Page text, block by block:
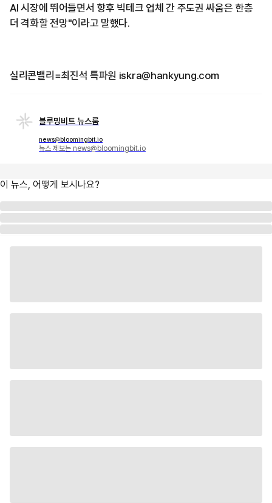
AI 시장에 뛰어들면서 향후 빅테크 업체 간 주도권 싸움은 한층
더 격화할 전망"이라고 말했다.
실리콘밸리=최진석 특파원 iskra@hankyung.com
블루밍비트 뉴스룸
news@bloomingbit.io
뉴스 제보는 news@bloomingbit.io
이 뉴스, 어떻게 보시나요?